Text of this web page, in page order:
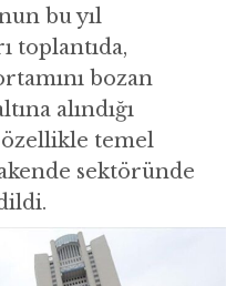
bu yıl
toplantıda,
bozan
alındığı
temel
sektöründe